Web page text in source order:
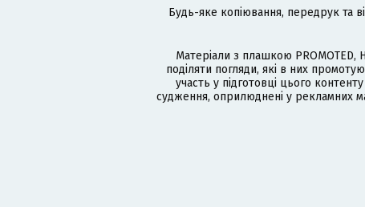
Будь-яке копіювання, передрук та
Матеріали з плашкою
поділяти погляди, які в них
участь у підготовці цього
судження, оприлюднені у рекламних